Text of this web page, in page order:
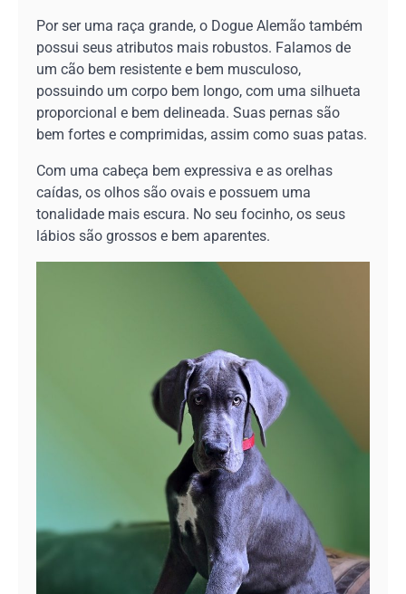
Por ser uma raça grande, o Dogue Alemão também
possui seus atributos mais robustos. Falamos de
um cão bem resistente e bem musculoso,
possuindo um corpo bem longo, com uma silhueta
proporcional e bem delineada. Suas pernas são
bem fortes e comprimidas, assim como suas patas.
Com uma cabeça bem expressiva e as orelhas
caídas, os olhos são ovais e possuem uma
tonalidade mais escura. No seu focinho, os seus
lábios são grossos e bem aparentes.